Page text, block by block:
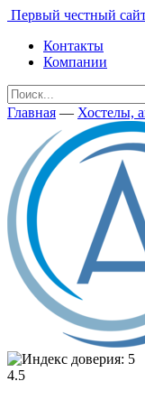
Первый честный
Контакты
Компании
Главная — Хостелы,
4.5